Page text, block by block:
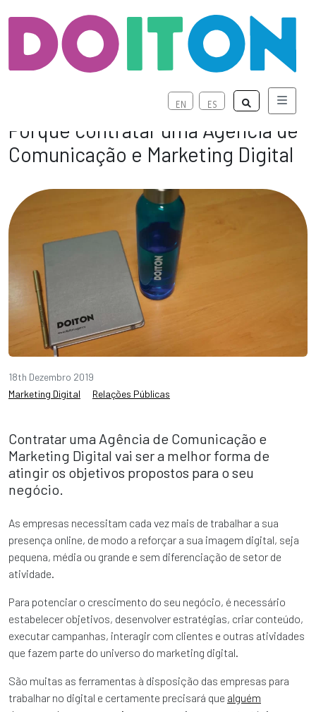
EN ES Menu
Porquê contratar uma Agência de
Comunicação e Marketing Digital
18th Dezembro 2019
Marketing Digital
Relações Públicas
Contratar uma Agência de Comunicação e
Marketing Digital vai ser a melhor forma de
atingir os objetivos propostos para o seu
negócio.
As empresas necessitam cada vez mais de trabalhar a sua
presença online, de modo a reforçar a sua imagem digital, seja
pequena, média ou grande e sem diferenciação de setor de
atividade.
Para potenciar o crescimento do seu negócio, é necessário
estabelecer objetivos, desenvolver estratégias, criar conteúdo,
executar campanhas, interagir com clientes e outras atividades
que fazem parte do universo do marketing digital.
São muitas as ferramentas à disposição das empresas para
trabalhar no digital e certamente precisará que alguém